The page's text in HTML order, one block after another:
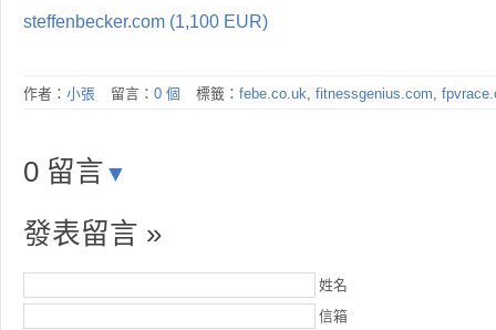
steffenbecker.com (1,100 EUR)
作者： 小張 留言： 0 個 標籤： febe.co.uk, fitnessgenius.com,
0 留言 ▼
發表留言 »
姓名
信箱